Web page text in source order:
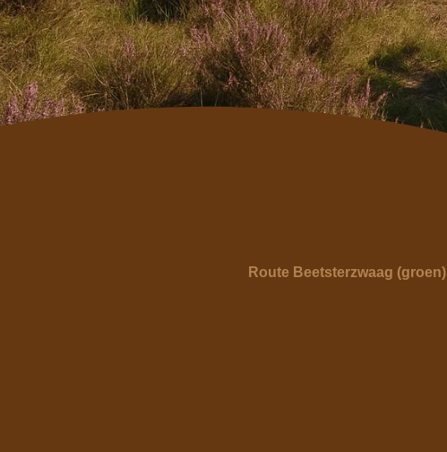
Route Beetsterzwaag (groen)